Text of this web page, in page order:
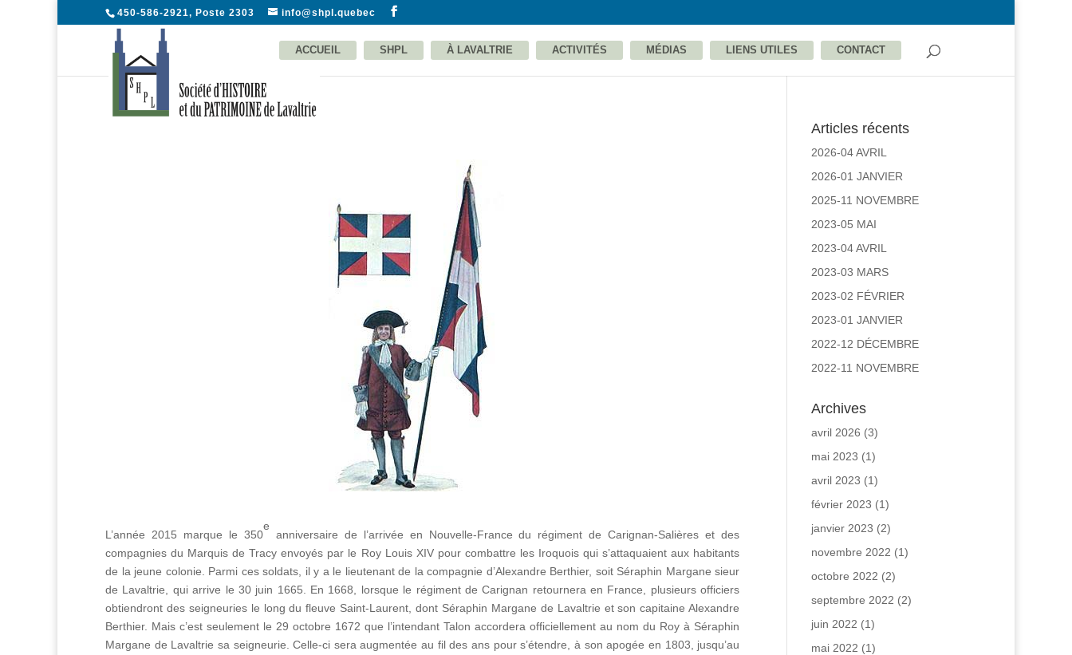
450-586-2921, Poste 2303 info@shpl.quebec
ACCUEIL SHPL À LAVALTRIE ACTIVITÉS MÉDIAS LIENS UTILES CONTACT
L’année 2015 marque le 350
e
anniversaire de l’arrivée en Nouvelle-France du régiment de Carignan-Salières et des
compagnies du Marquis de Tracy envoyés par le Roy Louis XIV pour combattre les Iroquois qui s’attaquaient aux habitants
de la jeune colonie. Parmi ces soldats, il y a le lieutenant de la compagnie d’Alexandre Berthier, soit Séraphin Margane sieur
de Lavaltrie, qui arrive le 30 juin 1665. En 1668, lorsque le régiment de Carignan retournera en France, plusieurs officiers
obtiendront des seigneuries le long du fleuve Saint-Laurent, dont Séraphin Margane de Lavaltrie et son capitaine Alexandre
Berthier. Mais c’est seulement le 29 octobre 1672 que l’intendant Talon accordera officiellement au nom du Roy à Séraphin
Margane de Lavaltrie sa seigneurie. Celle-ci sera augmentée au fil des ans pour s’étendre, à son apogée en 1803, jusqu’au
Articles récents
2026-04 AVRIL
2026-01 JANVIER
2025-11 NOVEMBRE
2023-05 MAI
2023-04 AVRIL
2023-03 MARS
2023-02 FÉVRIER
2023-01 JANVIER
2022-12 DÉCEMBRE
2022-11 NOVEMBRE
Archives
avril 2026 (3)
mai 2023 (1)
avril 2023 (1)
février 2023 (1)
janvier 2023 (2)
novembre 2022 (1)
octobre 2022 (2)
septembre 2022 (2)
juin 2022 (1)
mai 2022 (1)